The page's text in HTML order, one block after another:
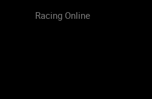
Racing Online